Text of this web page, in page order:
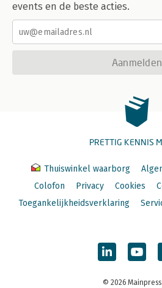
events en de beste acties.
Aanmelden
PRETTIG KENNIS
Thuiswinkel waarborg
Colofon
Privacy Cookies
Toegankelijkheidsverklaring
© 2026 Mainpress